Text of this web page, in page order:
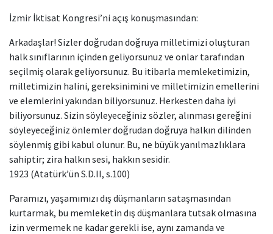
İzmir İktisat Kongresi’ni açış konuşmasından:
Arkadaşlar! Sizler doğrudan doğruya milletimizi oluşturan
halk sınıflarının içinden geliyorsunuz ve onlar tarafından
seçilmiş olarak geliyorsunuz. Bu itibarla memleketimizin,
milletimizin halini, gereksinimini ve milletimizin emellerini
ve elemlerini yakından biliyorsunuz. Herkesten daha iyi
biliyorsunuz. Sizin söyleyeceğiniz sözler, alınması gereğini
söyleyeceğiniz önlemler doğrudan doğruya halkın dilinden
söylenmiş gibi kabul olunur. Bu, ne büyük yanılmazlıklara
sahiptir; zira halkın sesi, hakkın sesidir.
1923 (Atatürk’ün S.D.II, s.100)
Paramızı, yaşamımızı dış düşmanların sataşmasından
kurtarmak, bu memleketin dış düşmanlara tutsak olmasına
izin vermemek ne kadar gerekli ise, aynı zamanda ve